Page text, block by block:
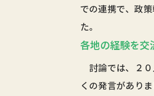
での連携で、政
た。
各地の経験を交
討論では、２
くの発言があり